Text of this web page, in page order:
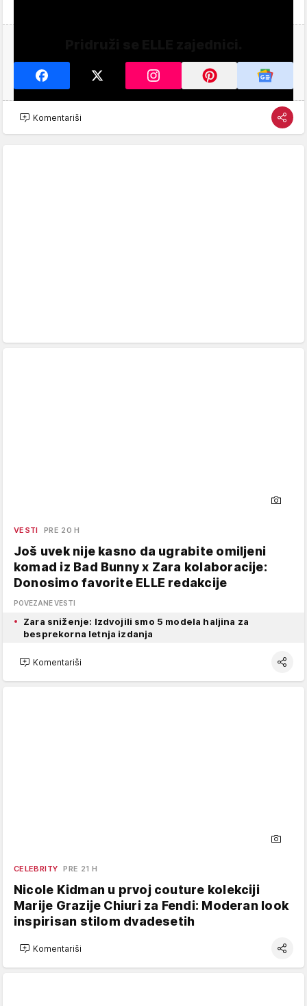
Komentariši
VESTI PRE 20 H
Još uvek nije kasno da ugrabite omiljeni
komad iz Bad Bunny x Zara kolaboracije:
Donosimo favorite ELLE redakcije
POVEZANE VESTI
Zara sniženje: Izdvojili smo 5 modela haljina za
besprekorna letnja izdanja
Komentariši
CELEBRITY PRE 21 H
Nicole Kidman u prvoj couture kolekciji
Marije Grazije Chiuri za Fendi: Moderan look
inspirisan stilom dvadesetih
Komentariši